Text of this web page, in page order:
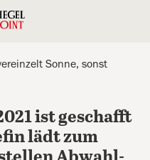
Sonne, sonst
ist geschafft
lädt zum